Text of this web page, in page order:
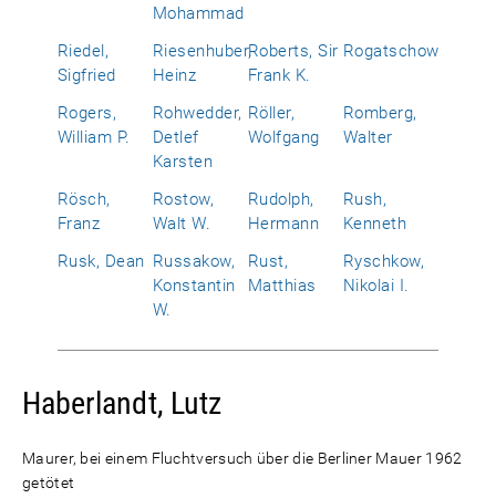
Mohammad
Riedel,
Sigfried
Riesenhuber,
Heinz
Roberts, Sir
Frank K.
Rogatschow
Rogers,
William P.
Rohwedder,
Detlef
Karsten
Röller,
Wolfgang
Romberg,
Walter
Rösch,
Franz
Rostow,
Walt W.
Rudolph,
Hermann
Rush,
Kenneth
Rusk, Dean Russakow,
Konstantin
W.
Rust,
Matthias
Ryschkow,
Nikolai I.
Haberlandt, Lutz
Maurer, bei einem Fluchtversuch über die Berliner Mauer 1962
getötet